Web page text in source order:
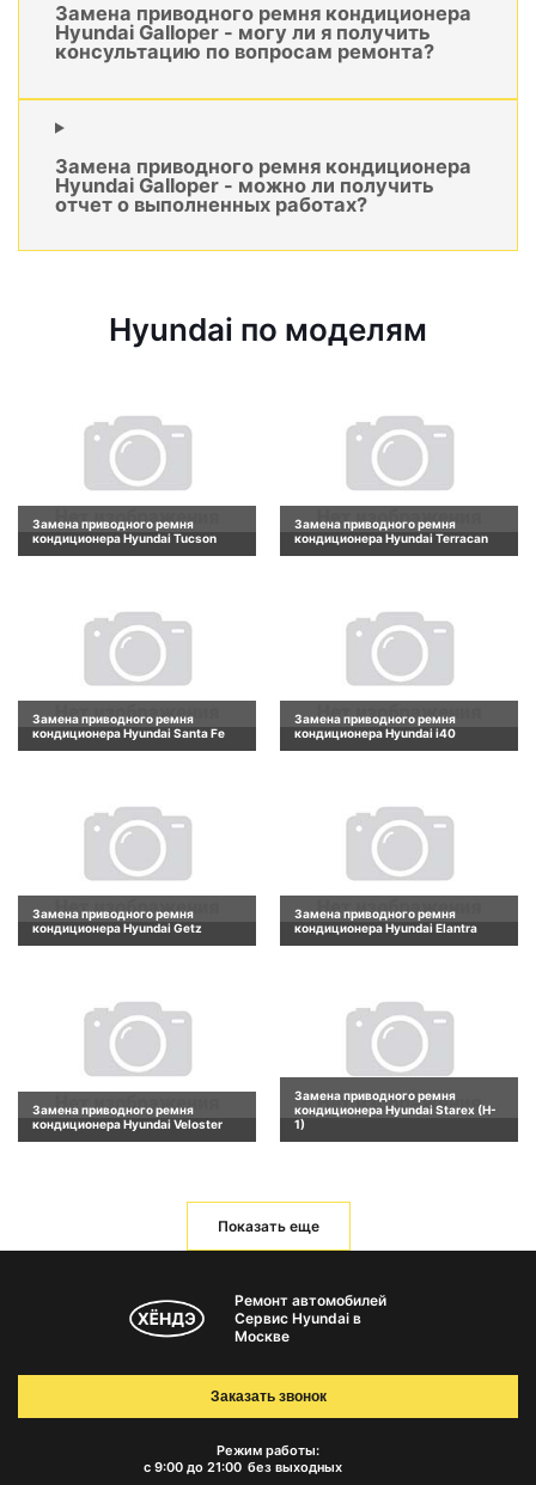
Замена приводного ремня кондиционера
Hyundai Galloper - могу ли я получить
консультацию по вопросам ремонта?
Замена приводного ремня кондиционера
Hyundai Galloper - можно ли получить
отчет о выполненных работах?
Hyundai по моделям
Замена приводного ремня
кондиционера Hyundai Tucson
Замена приводного ремня
кондиционера Hyundai Terracan
Замена приводного ремня
кондиционера Hyundai Santa Fe
Замена приводного ремня
кондиционера Hyundai i40
Замена приводного ремня
кондиционера Hyundai Getz
Замена приводного ремня
кондиционера Hyundai Elantra
Замена приводного ремня
кондиционера Hyundai Veloster
Замена приводного ремня
кондиционера Hyundai Starex (H-
1)
Показать еще
Ремонт автомобилей
Сервис Hyundai в
Москве
Режим работы:
с 9:00 до 21:00 без выходных
Заказать звонок